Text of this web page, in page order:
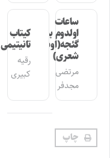
ساعات
اولدوم بیر
گئجه(اوشاق
شعری)
مرتضی
مجدفر
کیتاب
تانیتیمی
رقیه
کبیری
چاپ